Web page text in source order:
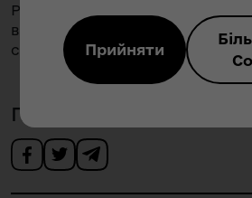
Реєстру, яка може виявляти
включення. Вдосконалюється
система захисту інформації.
Поділитись новиною
Прийняти